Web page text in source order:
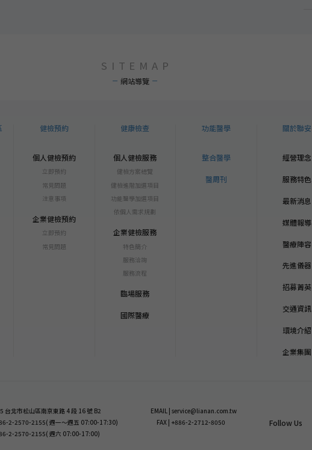
SITEMAP
網站導覽
健檢預約
個人健檢預約
立即預約
常見問題
注意事項
企業健檢預約
立即預約
常見問題
健康檢查
個人健檢服務
健檢方案總覽
健檢進階加選項目
功能醫學加選項目
依個人需求規劃
企業健檢服務
特色簡介
服務洽詢
服務流程
臨場服務
國際醫療
功能醫學
整合醫學
醫周刊
關於聯安
經營理念
服務特色
最新消息
媒體報導
醫療陣容
先進儀器
招募菁英
交通資訊
環境介紹
企業集團
台北市松山區南京東路 4 段 16 號 B2
2-2570-2155( 週一～週五 07:00-17:30)
2-2570-2155( 週六 07:00-17:00)
EMAIL | service@lianan.com.tw
FAX | +886-2-2712-8050
Follow Us